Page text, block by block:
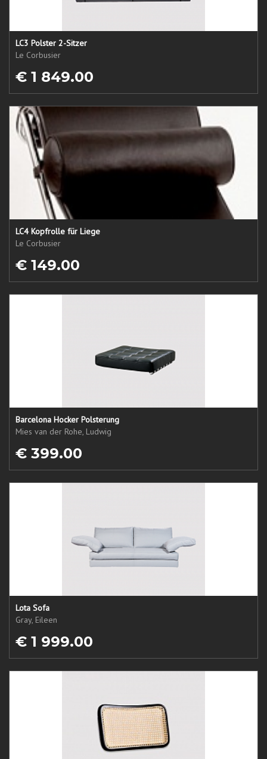
LC3 Polster 2-Sitzer
Le Corbusier
€ 1 849.00
LC4 Kopfrolle für Liege
Le Corbusier
€ 149.00
Barcelona Hocker Polsterung
Mies van der Rohe, Ludwig
€ 399.00
Lota Sofa
Gray, Eileen
€ 1 999.00